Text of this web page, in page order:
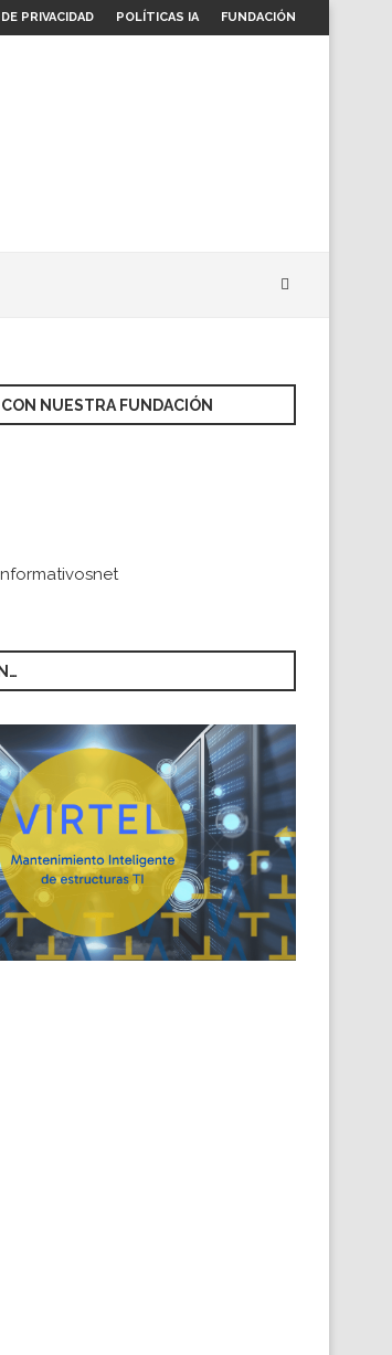
PRIVACIDAD POLÍTICAS IA FUNDACIÓN
NUESTRA FUNDACIÓN